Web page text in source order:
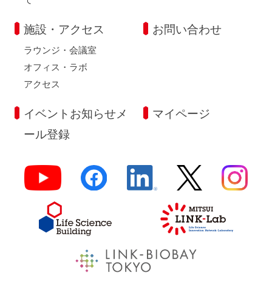
施設・アクセス
ラウンジ・会議室
オフィス・ラボ
アクセス
お問い合わせ
イベントお知らせメ
ール登録
マイページ